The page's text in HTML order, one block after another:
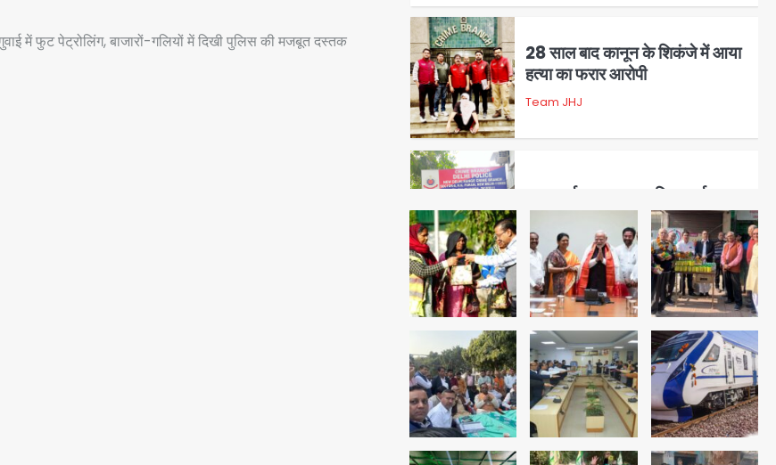
में फुट पेट्रोलिंग, बाजारों-गलियों में दिखी पुलिस की मजबूत दस्तक
3
28 साल बाद कानून के शिकंजे में आया
हत्या का फरार आरोपी
Team JHJ
4
डबल मर्डर का मुख्य साजिशकर्ता
क्राइम ब्रांच के हत्थे
Team JHJ
5
रोहित चौधरी गैंग का कुख्यात बदमाश
राजस्थान से गिरफ्तार
Team JHJ